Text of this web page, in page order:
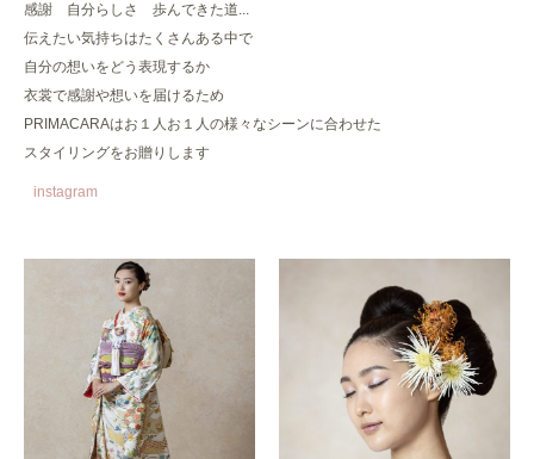
感謝 自分らしさ 歩んできた道...
伝えたい気持ちはたくさんある中で
自分の想いをどう表現するか
衣裳で感謝や想いを届けるため
PRIMACARAはお１人お１人の様々なシーンに合わせた
スタイリングをお贈りします
instagram